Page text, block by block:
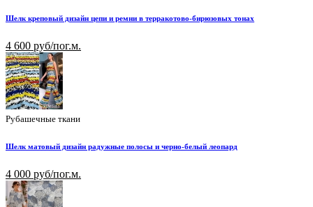
Шелк креповый дизайн цепи и ремни в терракотово-бирюзовых тонах
4 600 руб/пог.м.
Рубашечные ткани
Шелк матовый дизайн радужные полосы и черно-белый леопард
4 000 руб/пог.м.